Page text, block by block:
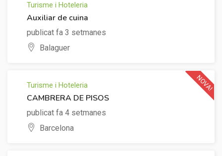
Turisme i Hoteleria
Auxiliar de cuina
publicat fa 3 setmanes
Balaguer
Turisme i Hoteleria
CAMBRERA DE PISOS
publicat fa 4 setmanes
Barcelona
NOVA!